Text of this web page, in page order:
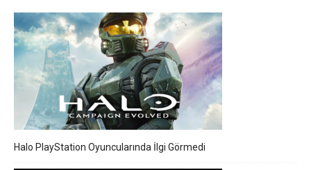
Halo PlayStation Oyuncularında İlgi Görmedi